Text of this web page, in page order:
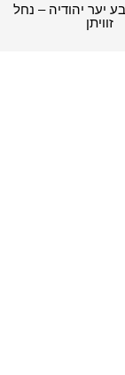
יער יהודיה – נחל
זוויתן